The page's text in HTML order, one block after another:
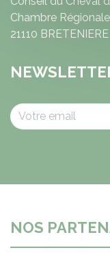
Chambre
21110 BRETENIERE
NOS